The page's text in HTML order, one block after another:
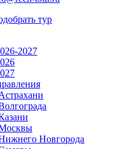
тур
2027
Новгорода